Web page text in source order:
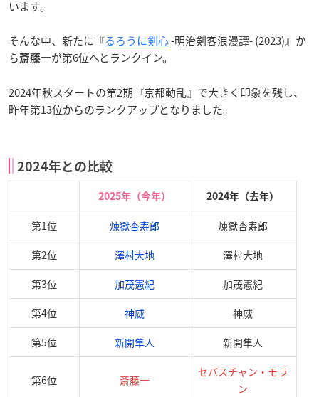
います。
そんな中、新たに『るろうに剣心-明治剣客浪漫譚- (2023)』か
ら斎藤一が第6位へとランクイン。
2024年秋スタートの第2期『京都動乱』で大きく印象を残し、
昨年第13位からのランクアップとなりました。
2024年との比較
2025年（今年） 2024年（去年）
第1位 煉󠄁獄杏寿郎 煉󠄁獄杏寿郎
第2位 澤村大地 澤村大地
第3位 加茂憲紀 加茂憲紀
第4位 神威 神威
第5位 新開隼人 新開隼人
第6位 斎藤一
セバスチャン・モラ
ン